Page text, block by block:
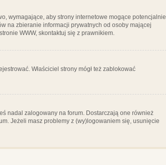
wymagające, aby strony internetowe mogące potencjalnie
na zbieranie informacji prywatnych od osoby mającej
WWW, skontaktuj się z prawnikiem.
Właściciel strony mógł też zablokować
nadal zalogowany na forum. Dostarczają one również
Jeżeli masz problemy z (wy)logowaniem się, usunięcie